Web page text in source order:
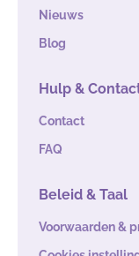
Nieuws
Blog
Hulp &
Contact
FAQ
Beleid & Taal
Voorwaarden &